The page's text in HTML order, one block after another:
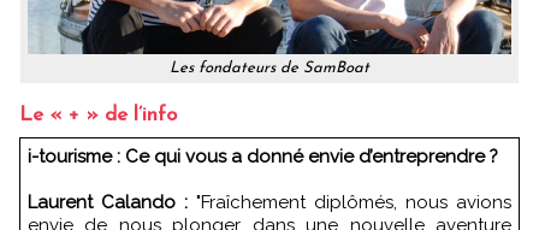
Les fondateurs de SamBoat
Le « + » de l’info
i-tourisme : Ce qui vous a donné envie d’entreprendre ?
Laurent Calando : "Fraîchement diplômés, nous avions
envie de nous plonger dans une nouvelle aventure